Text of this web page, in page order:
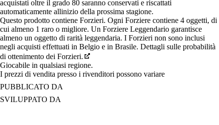
acquistati oltre il grado 80 saranno conservati e riscattati
automaticamente allinizio della prossima stagione.
Questo prodotto contiene Forzieri. Ogni Forziere contiene 4 oggetti, di
cui almeno 1 raro o migliore. Un Forziere Leggendario garantisce
almeno un oggetto di rarità leggendaria. I Forzieri non sono inclusi
negli acquisti effettuati in Belgio e in Brasile. Dettagli sulle probabilità
di ottenimento dei Forzieri.
Giocabile in qualsiasi regione.
I prezzi di vendita presso i rivenditori possono variare
PUBBLICATO DA
SVILUPPATO DA